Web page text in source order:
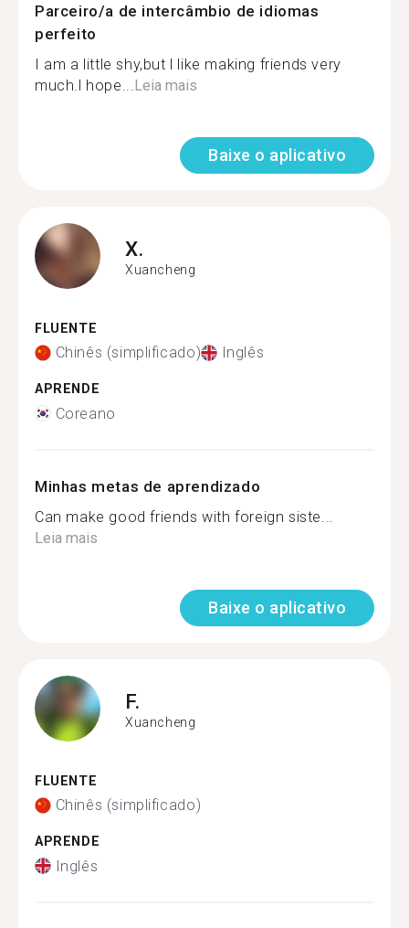
Parceiro/a de intercâmbio de idiomas
perfeito
I am a little shy,but l like making friends very
much.l hope... Leia mais
Baixe o aplicativo
X.
Xuancheng
FLUENTE
Chinês (simplificado) Inglês
APRENDE
Coreano
Minhas metas de aprendizado
Can make good friends with foreign siste...
Leia mais
Baixe o aplicativo
F.
Xuancheng
FLUENTE
Chinês (simplificado)
APRENDE
Inglês